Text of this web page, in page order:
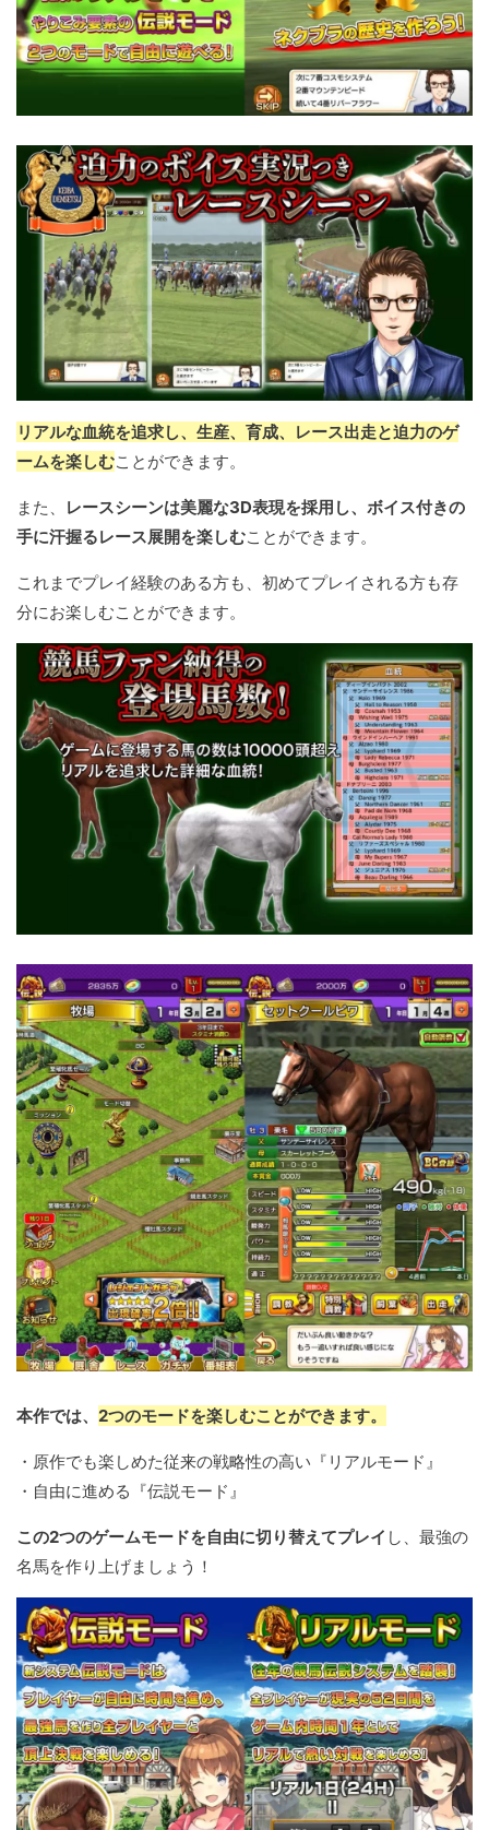
リアルな血統を追求し、生産、育成、レース出走と迫力のゲ
ームを楽しむことができます。
また、
レースシーンは美麗な3D表現を採用し、ボイス付きの
手に汗握るレース展開を楽しむことができます。
これまでプレイ経験のある方も、初めてプレイされる方も存
分にお楽しむことができます。
本作では、 2つのモードを楽しむことができます。
・原作でも楽しめた従来の戦略性の高い『リアルモード』
・自由に進める『伝説モード』
この2つのゲームモードを自由に切り替えてプレイ し、最強の
名馬を作り上げましょう！